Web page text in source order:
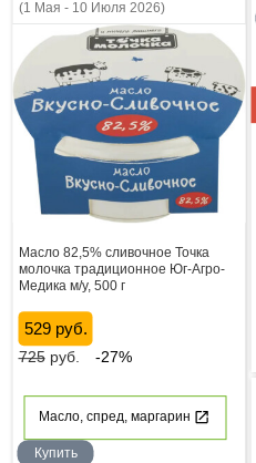
(1 Мая - 10 Июля 2026)
Масло 82,5% сливочное Точка
молочка традиционное Юг-Агро-
Медика м/у, 500 г
529 руб.
725руб. -27%
Масло, спред, маргарин
Купить